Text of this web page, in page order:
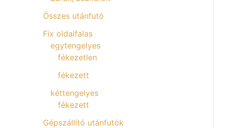
Összes utánfutó
Fix oldalfalas
egytengelyes
fékezetlen
fékezett
kéttengelyes
fékezett
Gépszállító utánfutók